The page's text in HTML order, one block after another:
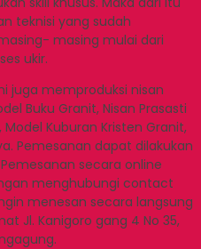
teknisi yang sudah
masing mulai dari
ukir.
juga memproduksi nisan
Buku Granit, Nisan Prasasti
Kuburan Kristen Granit,
Pemesanan dapat dilakukan
secara online
menghubungi contact
menesan secara langsung
Jl. Kanigoro gang 4 No 35,